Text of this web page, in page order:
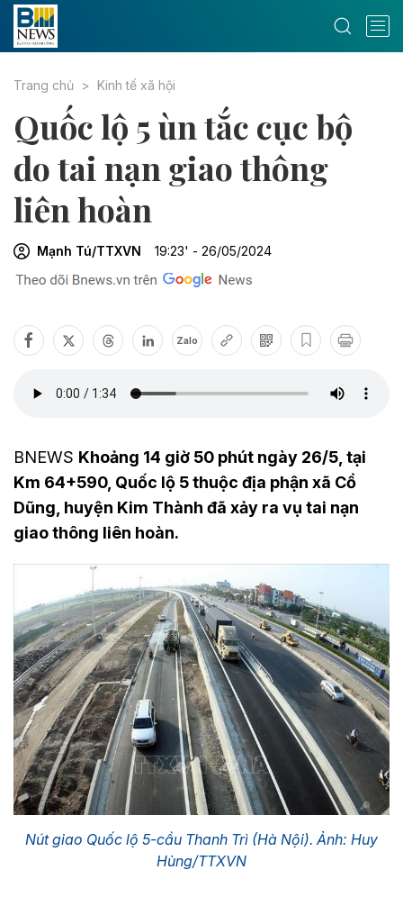
Trang chủ Kinh tế xã hội
Quốc lộ 5 ùn tắc cục bộ
do tai nạn giao thông
liên hoàn
Mạnh Tú/TTXVN 19:23' - 26/05/2024
Zalo
BNEWS Khoảng 14 giờ 50 phút ngày 26/5, tại
Km 64+590, Quốc lộ 5 thuộc địa phận xã Cổ
Dũng, huyện Kim Thành đã xảy ra vụ tai nạn
giao thông liên hoàn.
Nút giao Quốc lộ 5-cầu Thanh Trì (Hà Nội). Ảnh: Huy
Hùng/TTXVN